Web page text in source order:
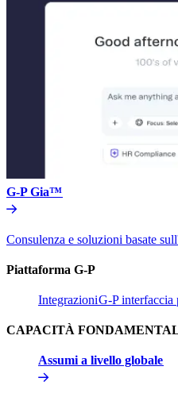
G-P Gia™​​
Consulenza e soluzioni basate
Piattaforma G-P​​
Integrazioni​​G-P interfaccia
CAPACITÀ
Assumi a livello globale​​